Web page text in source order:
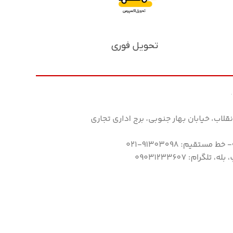
تحویل فوری
خیابان بهار جنوبی، برج اداری تجاری
09031233607